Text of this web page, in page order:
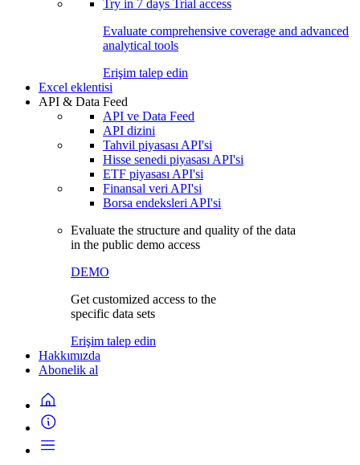
Try in 7 days Trial access
Evaluate comprehensive coverage and advanced
analytical tools
Erişim talep edin
Excel eklentisi
API & Data Feed
API ve Data Feed
API dizini
Tahvil piyasası API'si
Hisse senedi piyasası API'si
ETF piyasası API'si
Finansal veri API'si
Borsa endeksleri API'si
Evaluate the structure and quality of the data
in the public demo access
DEMO
Get customized access to the
specific data sets
Erişim talep edin
Hakkımızda
Abonelik al